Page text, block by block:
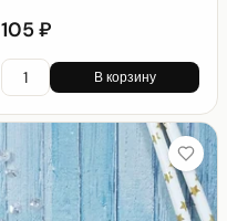
105 ₽
В корзину